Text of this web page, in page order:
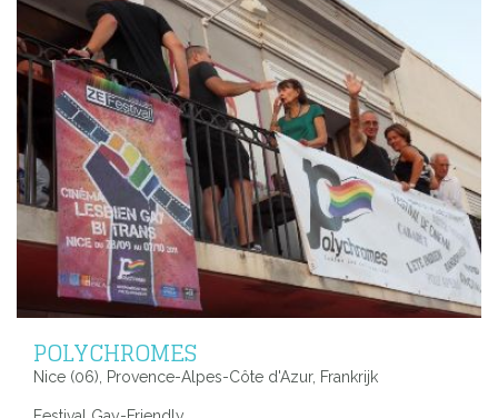
POLYCHROMES
Nice (06), Provence-Alpes-Côte d'Azur, Frankrijk